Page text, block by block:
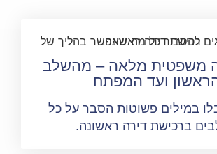
מלאה – מהשלב
ועד המפתח
פשוטות הסבר על כל
דירה ראשונה.